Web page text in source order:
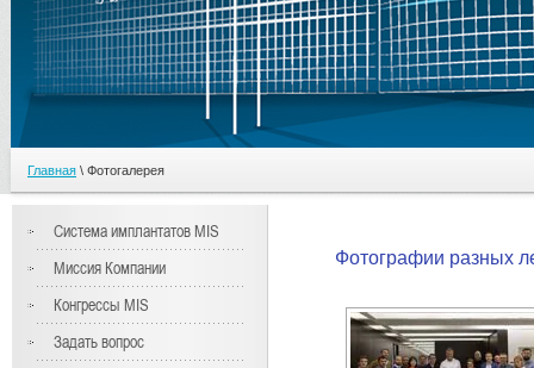
Главная \ Фотогалерея
Система имплантатов MIS
Миссия Компании
Конгрессы MIS
Задать вопрос
Фотографии разных